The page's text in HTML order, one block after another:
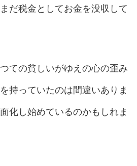
だ税金としてお金を没収して
ての貧しいがゆえの心の歪み
持っていたのは間違いありま
化し始めているのかもしれま